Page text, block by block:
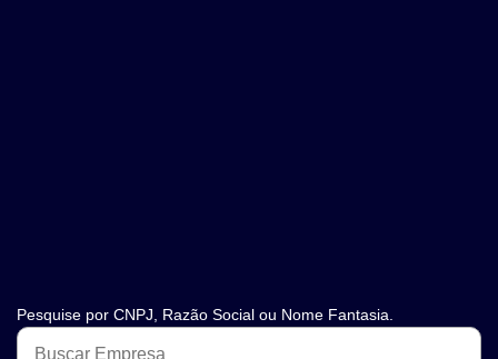
Pesquise por CNPJ, Razão Social ou Nome Fantasia.